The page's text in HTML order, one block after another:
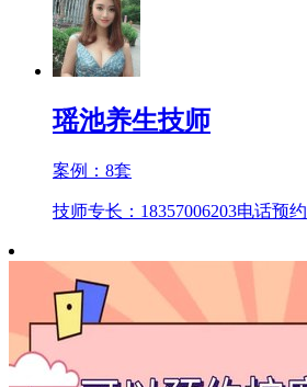
瑶池养生技师
案例： 8套
技师专长：18357006203电话预约